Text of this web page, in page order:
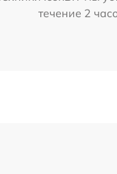
течение 2